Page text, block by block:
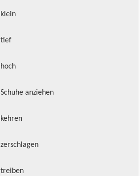
klein
tief
hoch
Schuhe anziehen
kehren
zerschlagen
treiben